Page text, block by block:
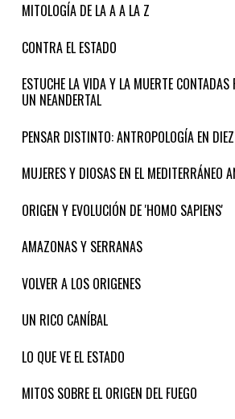
MITOLOGÍA DE LA A A LA Z
CONTRA EL ESTADO
ESTUCHE LA VIDA Y LA MUERTE
UN NEANDERTAL
PENSAR DISTINTO: ANTROPOLOGÍA EN
MUJERES Y DIOSAS EN EL MEDITERRÁNEO
ORIGEN Y EVOLUCIÓN DE 'HOMO SAPIENS'
AMAZONAS Y SERRANAS
VOLVER A LOS ORIGENES
UN RICO CANÍBAL
LO QUE VE EL ESTADO
MITOS SOBRE EL ORIGEN DEL FUEGO